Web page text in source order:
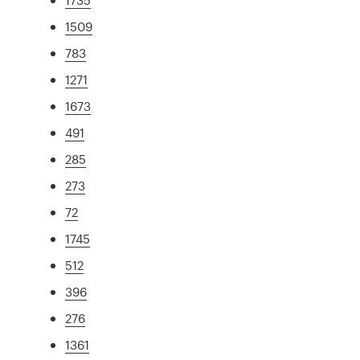
1509
783
1271
1673
491
285
273
72
1745
512
396
276
1361